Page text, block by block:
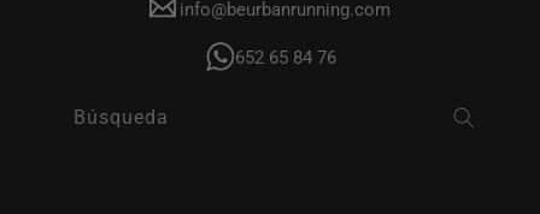
info@beurbanrunning.com
652 65 84 76
Búsqueda